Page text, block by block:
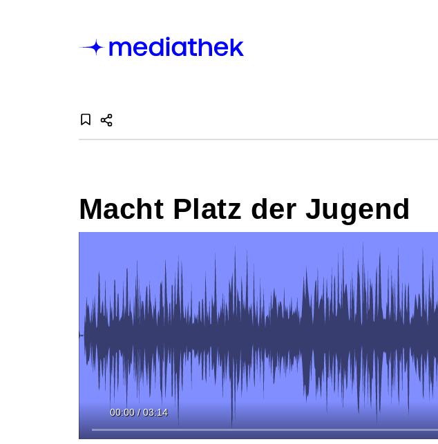
Macht Platz der Jugend
00:00 / 03:14